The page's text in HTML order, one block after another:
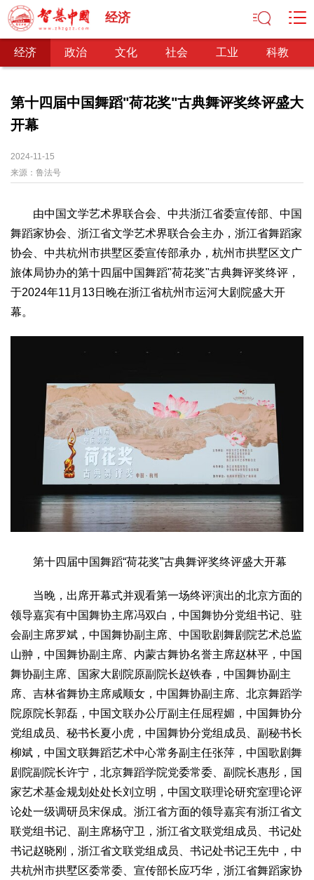
经济
经济 政治 文化 社会 工业 科教
经济
经济观察
经济转型
司法公正 民主政治
观察思考
网文推荐
文化
中华文化 核心价值 文化产业 文化事业
艺术百家
文化观察
装备制造 智能制造 制造2025 大国工匠
科技观察 创新前沿 智慧教育
智慧农业 智慧乡村 基层之声
国防建设 军民融合 兵器装备 军营风采
国际
中国与世界 国际视点 国际合作 他山之石
生态
视频
访谈 动态
地方
京 津 冀 晋 蒙 辽 吉 黑 沪 苏 浙 皖
闽
赣
鲁 豫 鄂 湘 粤 桂 琼 渝 川 黔 滇
藏
陕
甘 青 宁 新 港 澳 台
智库
智库建设 智库专家 智库战略 智库之声
第十四届中国舞蹈"荷花奖"古典舞评奖终评盛大
开幕
2024-11-15
来源： 鲁法号
由中国文学艺术界联合会、中共浙江省委宣传部、中国
舞蹈家协会、浙江省文学艺术界联合会主办，浙江省舞蹈家
协会、中共杭州市拱墅区委宣传部承办，杭州市拱墅区文广
旅体局协办的第十四届中国舞蹈"荷花奖"古典舞评奖终评，
于2024年11月13日晚在浙江省杭州市运河大剧院盛大开
幕。
第十四届中国舞蹈“荷花奖”古典舞评奖终评盛大开幕
当晚，出席开幕式并观看第一场终评演出的北京方面的
领导嘉宾有中国舞协主席冯双白，中国舞协分党组书记、驻
会副主席罗斌，中国舞协副主席、中国歌剧舞剧院艺术总监
山翀，中国舞协副主席、内蒙古舞协名誉主席赵林平，中国
舞协副主席、国家大剧院原副院长赵铁春，中国舞协副主
席、吉林省舞协主席咸顺女，中国舞协副主席、北京舞蹈学
院原院长郭磊，中国文联办公厅副主任屈程媚，中国舞协分
党组成员、秘书长夏小虎，中国舞协分党组成员、副秘书长
柳斌，中国文联舞蹈艺术中心常务副主任张萍，中国歌剧舞
剧院副院长许宁，北京舞蹈学院党委常委、副院长惠彤，国
家艺术基金规划处处长刘立明，中国文联理论研究室理论评
论处一级调研员宋保成。浙江省方面的领导嘉宾有浙江省文
联党组书记、副主席杨守卫，浙江省文联党组成员、书记处
书记赵晓刚，浙江省文联党组成员、书记处书记王先中，中
共杭州市拱墅区委常委、宣传部长应巧华，浙江省舞蹈家协